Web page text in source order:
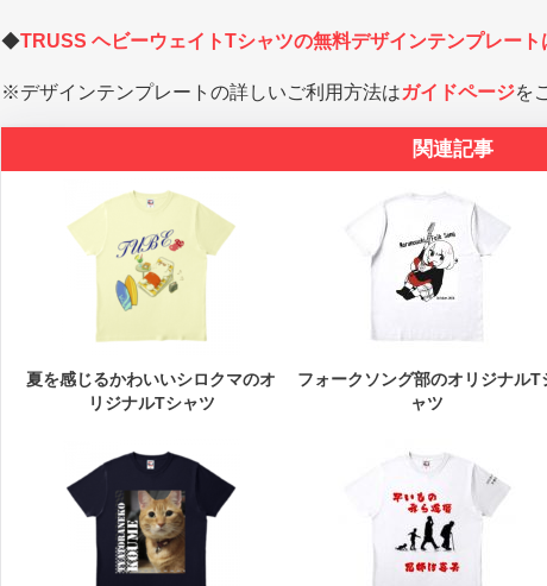
◆TRUSS ヘビーウェイトTシャツの無料デザインテンプレート
※デザインテンプレートの詳しいご利用方法はガイドページを
関連記事
夏を感じるかわいいシロクマのオ
リジナルTシャツ
フォークソング部のオリジナルT
ャツ